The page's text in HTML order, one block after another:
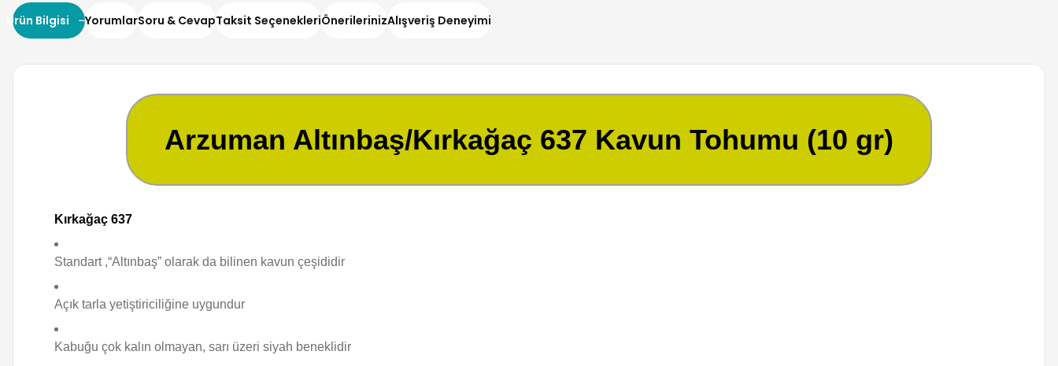
Ürün Bilgisi YorumlarSoru & CevapTaksit SeçenekleriÖnerilerinizAlışveriş Deneyimi
Arzuman Altınbaş/Kırkağaç 637 Kavun Tohumu (10 gr)
Kırkağaç 637
Standart ,“Altınbaş” olarak da bilinen kavun çeşididir
Açık tarla yetiştiriciliğine uygundur
Kabuğu çok kalın olmayan, sarı üzeri siyah beneklidir